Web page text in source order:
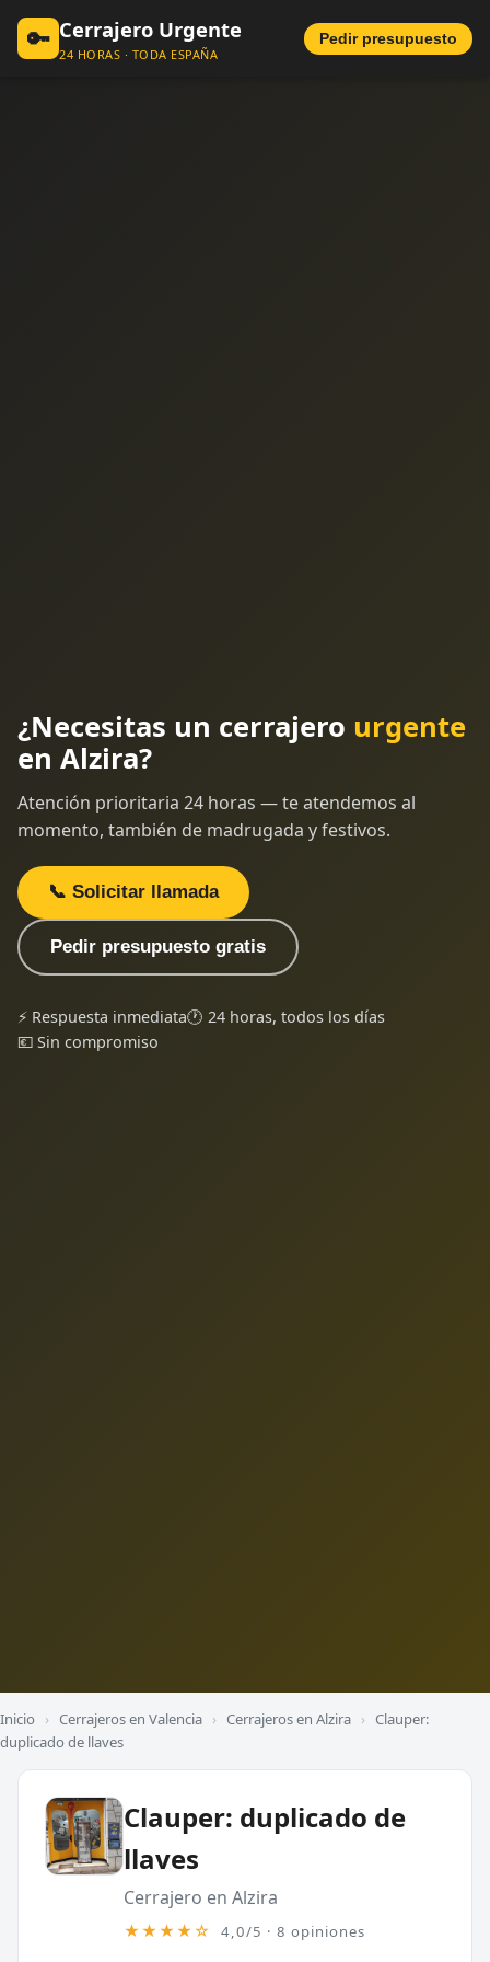
🔑 Cerrajero Urgente
24 HORAS · TODA ESPAÑA
Pedir presupuesto
¿Necesitas un cerrajero urgente
en Alzira?
Atención prioritaria 24 horas — te atendemos al
momento, también de madrugada y festivos.
📞 Solicitar llamada
Pedir presupuesto gratis
⚡ Respuesta inmediata🕐 24 horas, todos los días
💶 Sin compromiso
Inicio › Cerrajeros en Valencia › Cerrajeros en Alzira › Clauper:
duplicado de llaves
Clauper: duplicado de
llaves
Cerrajero en Alzira
★★★★☆ 4,0/5 · 8 opiniones